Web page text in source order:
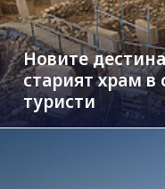
Новите
старият храм в
туристи